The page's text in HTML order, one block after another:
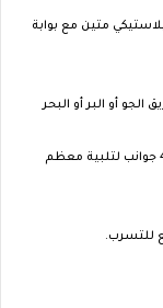
متين مع بوابة
عجلات اختيارية متوفرة بشكل منفصل) تهوية من 4 جوانب لتلبية معظم
للتسرب.